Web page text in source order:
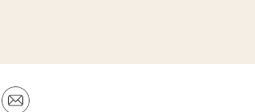
Imprimer